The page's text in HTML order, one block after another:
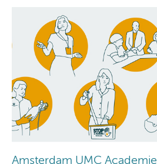
Amsterdam UMC Academie